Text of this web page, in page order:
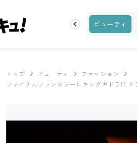
家事テク 収納・片付け ビューティ
トップ ビューティ
ファッション
ファイナルファンタジーにキングギドラ!?